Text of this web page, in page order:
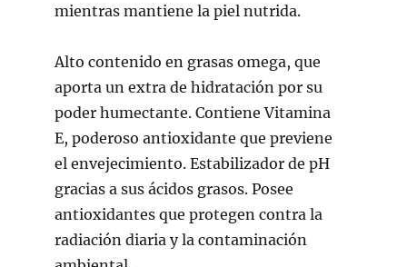
mientras mantiene la piel nutrida.
Alto contenido en grasas omega, que
aporta un extra de hidratación por su
poder humectante. Contiene Vitamina
E, poderoso antioxidante que previene
el envejecimiento. Estabilizador de pH
gracias a sus ácidos grasos. Posee
antioxidantes que protegen contra la
radiación diaria y la contaminación